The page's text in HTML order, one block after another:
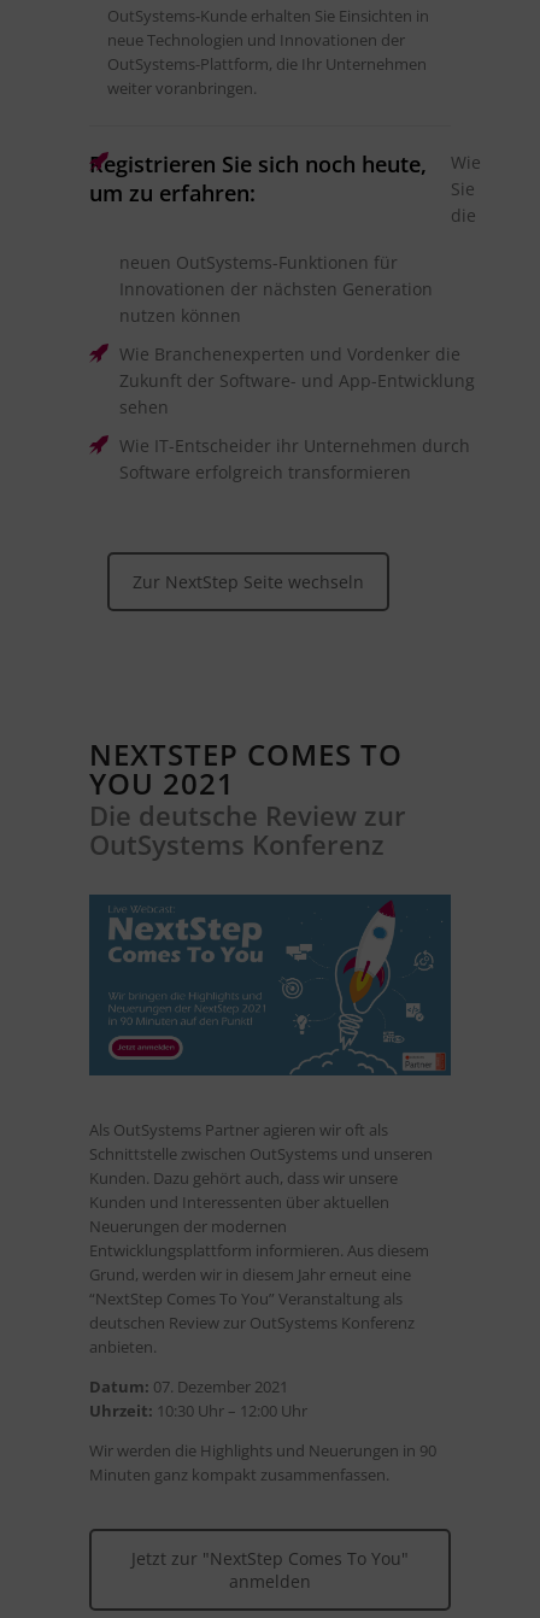
OutSystems-Kunde erhalten Sie Einsichten in
neue Technologien und Innovationen der
OutSystems-Plattform, die Ihr Unternehmen
weiter voranbringen.
Registrieren Sie sich noch heute,
um zu erfahren:
Wie
Sie
die
neuen OutSystems-Funktionen für
Innovationen der nächsten Generation
nutzen können
Wie Branchenexperten und Vordenker die
Zukunft der Software- und App-Entwicklung
sehen
Wie IT-Entscheider ihr Unternehmen durch
Software erfolgreich transformieren
Zur NextStep Seite wechseln
NEXTSTEP COMES TO
YOU 2021
Die deutsche Review zur
OutSystems Konferenz
Als OutSystems Partner agieren wir oft als
Schnittstelle zwischen OutSystems und unseren
Kunden. Dazu gehört auch, dass wir unsere
Kunden und Interessenten über aktuellen
Neuerungen der modernen
Entwicklungsplattform informieren. Aus diesem
Grund, werden wir in diesem Jahr erneut eine
“NextStep Comes To You” Veranstaltung als
deutschen Review zur OutSystems Konferenz
anbieten.
Datum: 07. Dezember 2021
Uhrzeit: 10:30 Uhr – 12:00 Uhr
Wir werden die Highlights und Neuerungen in 90
Minuten ganz kompakt zusammenfassen.
Jetzt zur "NextStep Comes To You"
anmelden